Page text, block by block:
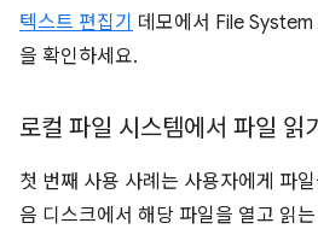
텍스트 편집기 데모에서 File
을 확인하세요.
로컬 파일 시스템에서 파일 읽기
첫 번째 사용 사례는 사용자에게 파
음 디스크에서 해당 파일을 열고 읽